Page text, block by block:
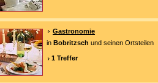
Gastronomie
in Bobritzsch und seinen Ortsteilen
1 Treffer